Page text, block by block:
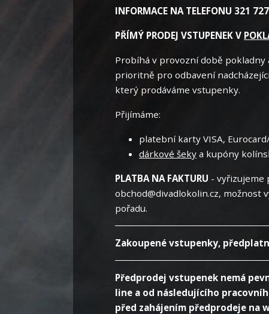
INFORMACE NA TELEFONU 321
PŘÍMÝ PRODEJ VSTUPENEK V
Probíhá v provozní době
prioritně pro odbavení
který prodáváme vstupenky.
Přijímáme:
platební karty VISA,
dárkové šeky a kupóny
PLATBA NA FAKTURU - vyřizujeme
obchod@divadlokolin.cz,
pořadu.
Zakoupené vstupenky,
Předprodej vstupenek nemá
line a od následujícího
před zahájením předprodeje na